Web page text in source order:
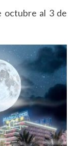
octubre al 3 de